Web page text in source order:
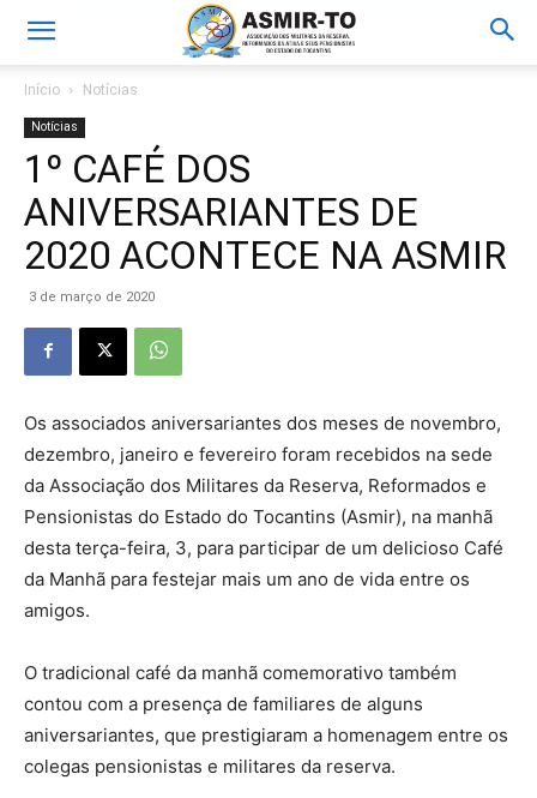
Início Notícias
Notícias
1º CAFÉ DOS
ANIVERSARIANTES DE
2020 ACONTECE NA ASMIR
3 de março de 2020
Os associados aniversariantes dos meses de novembro,
dezembro, janeiro e fevereiro foram recebidos na sede
da Associação dos Militares da Reserva, Reformados e
Pensionistas do Estado do Tocantins (Asmir), na manhã
desta terça-feira, 3, para participar de um delicioso Café
da Manhã para festejar mais um ano de vida entre os
amigos.
O tradicional café da manhã comemorativo também
contou com a presença de familiares de alguns
aniversariantes, que prestigiaram a homenagem entre os
colegas pensionistas e militares da reserva.